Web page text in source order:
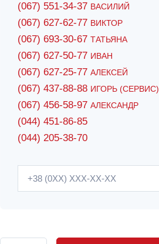
(067) 551-34-37 ВАСИЛИЙ
(067) 627-62-77 ВИКТОР
(067) 693-30-67 ТАТЬЯНА
(067) 627-50-77 ИВАН
(067) 627-25-77 АЛЕКСЕЙ
(067) 437-88-88 ИГОРЬ (СЕРВИС)
(067) 456-58-97 АЛЕКСАНДР
(044) 451-86-85
(044) 205-38-70